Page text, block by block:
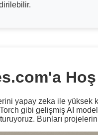
yapay zeka ile yüksek
gibi gelişmiş AI
Bunları